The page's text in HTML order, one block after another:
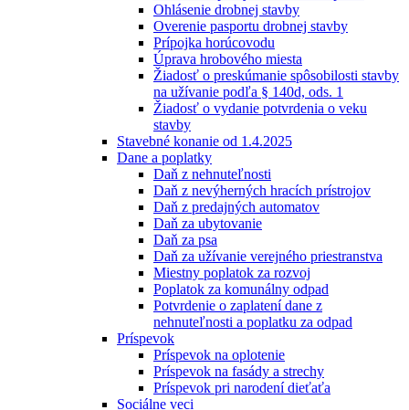
Ohlásenie drobnej stavby
Overenie pasportu drobnej stavby
Prípojka horúcovodu
Úprava hrobového miesta
Žiadosť o preskúmanie spôsobilosti stavby
na užívanie podľa § 140d, ods. 1
Žiadosť o vydanie potvrdenia o veku
stavby
Stavebné konanie od 1.4.2025
Dane a poplatky
Daň z nehnuteľnosti
Daň z nevýherných hracích prístrojov
Daň z predajných automatov
Daň za ubytovanie
Daň za psa
Daň za užívanie verejného priestranstva
Miestny poplatok za rozvoj
Poplatok za komunálny odpad
Potvrdenie o zaplatení dane z
nehnuteľnosti a poplatku za odpad
Príspevok
Príspevok na oplotenie
Príspevok na fasády a strechy
Príspevok pri narodení dieťaťa
Sociálne veci